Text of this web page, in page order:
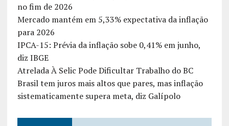
no fim de 2026
Mercado mantém em 5,33% expectativa da inflação
para 2026
IPCA-15: Prévia da inflação sobe 0,41% em junho,
diz IBGE
Atrelada À Selic Pode Dificultar Trabalho do BC
Brasil tem juros mais altos que pares, mas inflação
sistematicamente supera meta, diz Galípolo